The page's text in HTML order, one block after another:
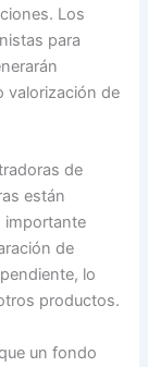
Los
para
valorización de
de
están
importante
de
lo
productos.
un fondo